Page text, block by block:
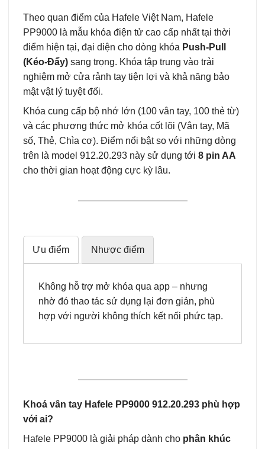
Theo quan điểm của Hafele Việt Nam, Hafele
PP9000 là mẫu khóa điện tử cao cấp nhất tại thời
điểm hiện tại, đại diện cho dòng khóa Push-Pull
(Kéo-Đẩy) sang trọng. Khóa tập trung vào trải
nghiệm mở cửa rảnh tay tiện lợi và khả năng bảo
mật vật lý tuyệt đối.
Khóa cung cấp bộ nhớ lớn (100 vân tay, 100 thẻ từ)
và các phương thức mở khóa cốt lõi (Vân tay, Mã
số, Thẻ, Chìa cơ). Điểm nổi bật so với những dòng
trên là model 912.20.293 này sử dụng tới 8 pin AA
cho thời gian hoạt động cực kỳ lâu.
Ưu điểm Nhược điểm
Không hỗ trợ mở khóa qua app – nhưng
nhờ đó thao tác sử dụng lại đơn giản, phù
hợp với người không thích kết nối phức tạp.
Khoá vân tay Hafele PP9000 912.20.293 phù hợp
với ai?
Hafele PP9000 là giải pháp dành cho phân khúc